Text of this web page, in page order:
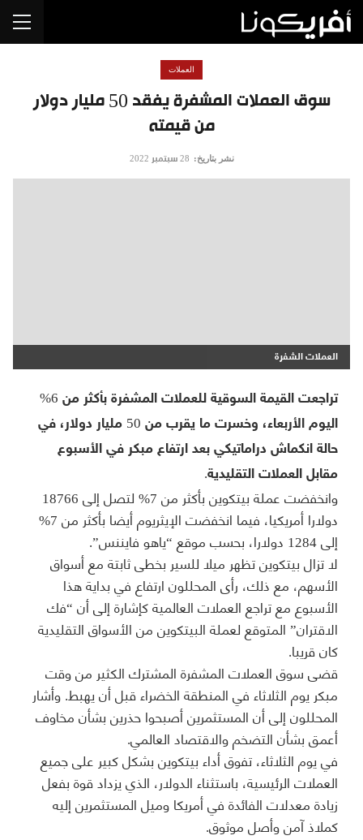
سوق العملات المشفرة يفقد 50 مليار دولار
من قيمته
العملات
نشر بتاريخ: 28 سبتمبر 2022
العملات الشفرة
تراجعت القيمة السوقية للعملات المشفرة بأكثر من 6%
اليوم الأربعاء، وخسرت ما يقرب من 50 مليار دولار، في
حالة انكماش دراماتيكي بعد ارتفاع مبكر في الأسبوع
مقابل العملات التقليدية.
وانخفضت عملة بيتكوين بأكثر من 7% لتصل إلى 18766
دولارا أمريكيا، فيما انخفضت الإيثريوم أيضا بأكثر من 7%
إلى 1284 دولارا، بحسب موقع “ياهو فايننس”.
لا تزال بيتكوين تظهر ميلا للسير بخطى ثابتة مع أسواق
الأسهم، مع ذلك، رأى المحللون ارتفاع في بداية هذا
الأسبوع مع تراجع العملات العالمية كإشارة إلى أن “فك
الاقتران” المتوقع لعملة البيتكوين من الأسواق التقليدية
كان قريبا.
قضى سوق العملات المشفرة المشترك الكثير من وقت
مبكر يوم الثلاثاء في المنطقة الخضراء قبل أن يهبط. وأشار
المحللون إلى أن المستثمرين أصبحوا حذرين بشأن مخاوف
أعمق بشأن التضخم والاقتصاد العالمي.
في يوم الثلاثاء، تفوق أداء بيتكوين بشكل كبير على جميع
العملات الرئيسية، باستثناء الدولار، الذي يزداد قوة بفعل
زيادة معدلات الفائدة في أمريكا وميل المستثمرين إليه
كملاذ آمن وأصل موثوق.